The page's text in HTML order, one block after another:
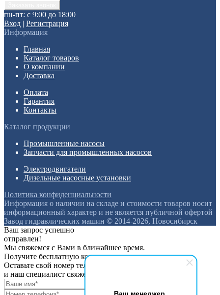
Ваш менеджер
пн-пт: с 9:00 до 18:00
Вход | Регистрация
Информация
Главная
Каталог товаров
О компании
Доставка
Оплата
Гарантия
Контакты
Каталог продукции
Промышленные насосы
Запчасти для промышленных насосов
Электродвигатели
Дизельные насосные установки
Политика конфиденциальности
Информация о наличии на складе и стоимости товаров носит
информационный характер и не является публичной офертой
Завод гидравлических машин © 2014-2026, Новосибирск
Ваш запрос успешно
отправлен!
Мы свяжемся с Вами в ближайшее время.
Получите бесплатную консультацию
Оставьте свой номер телефона
и наш специалист свяжется с вами